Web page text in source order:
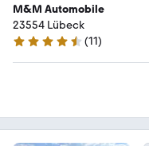
M&M Automobile
23554 Lübeck
4.3 Sterne
(11)